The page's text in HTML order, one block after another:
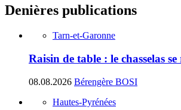
Denières publications
Tarn-et-Garonne
Raisin de table : le chasselas
08.08.2026 Bérengère BOSI
Hautes-Pyrénées